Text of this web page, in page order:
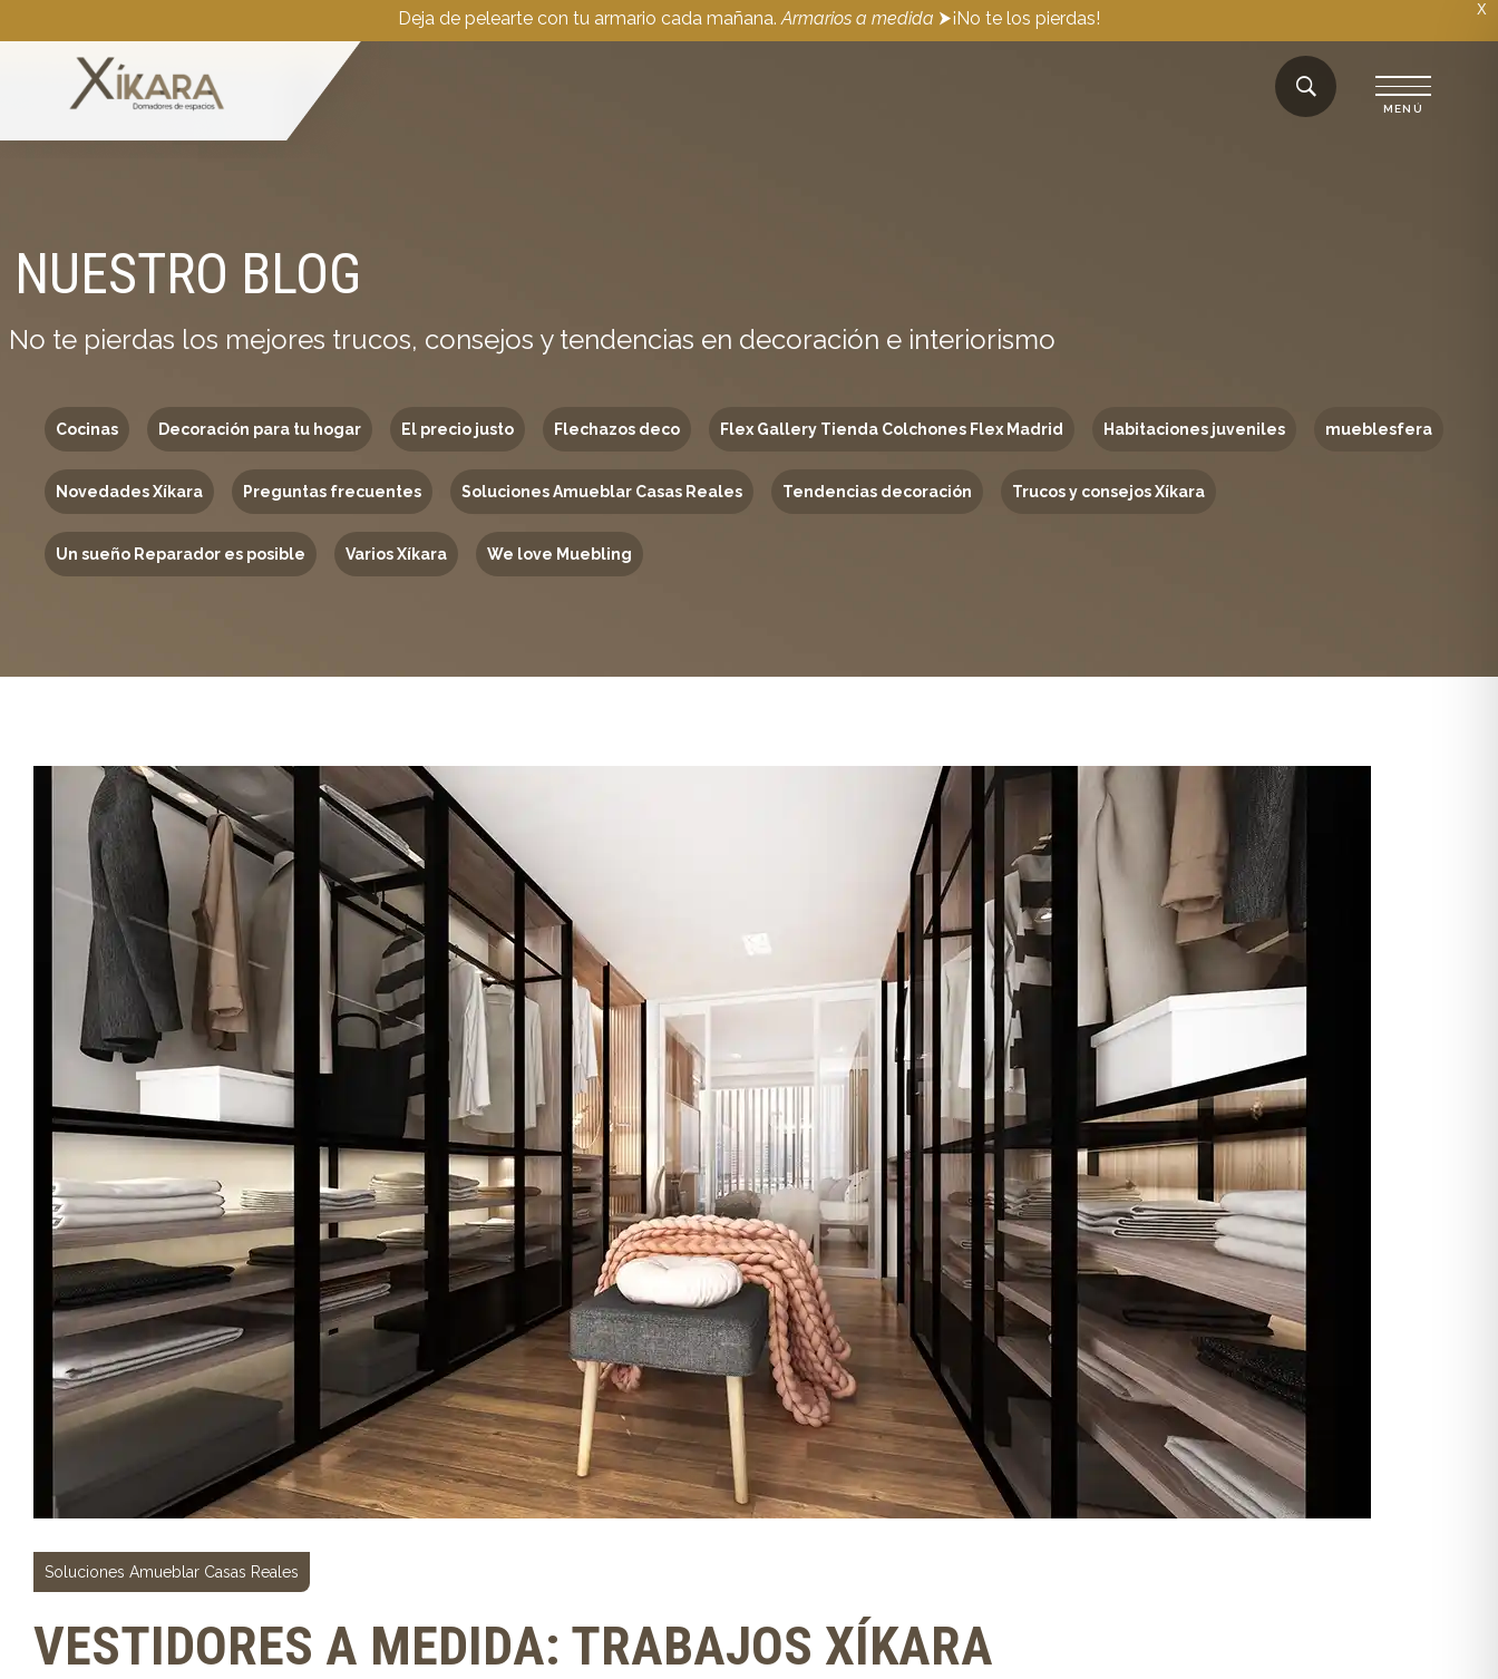
X
Deja de pelearte con tu armario cada mañana. Armarios a medida ⮞¡No te los pierdas!
NUESTRO BLOG
No te pierdas los mejores trucos, consejos y tendencias en decoración e interiorismo
Cocinas Decoración para tu hogar El precio justo Flechazos deco Flex Gallery Tienda Colchones Flex Madrid Habitaciones juveniles mueblesfera
Novedades Xíkara Preguntas frecuentes Soluciones Amueblar Casas Reales Tendencias decoración Trucos y consejos Xíkara
Un sueño Reparador es posible Varios Xíkara We love Muebling
Soluciones Amueblar Casas Reales
VESTIDORES A MEDIDA: TRABAJOS XÍKARA